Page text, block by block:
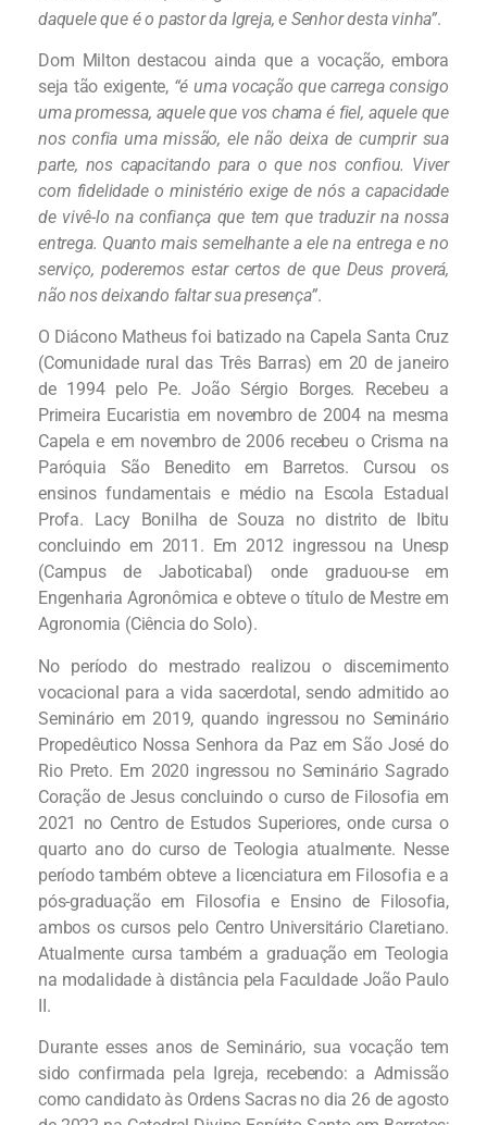
daquele que é o pastor da Igreja, e Senhor desta vinha”.
Dom Milton destacou ainda que a vocação, embora
seja tão exigente, “é uma vocação que carrega consigo
uma promessa, aquele que vos chama é fiel, aquele que
nos confia uma missão, ele não deixa de cumprir sua
parte, nos capacitando para o que nos confiou. Viver
com fidelidade o ministério exige de nós a capacidade
de vivê-lo na confiança que tem que traduzir na nossa
entrega. Quanto mais semelhante a ele na entrega e no
serviço, poderemos estar certos de que Deus proverá,
não nos deixando faltar sua presença”.
O Diácono Matheus foi batizado na Capela Santa Cruz
(Comunidade rural das Três Barras) em 20 de janeiro
de 1994 pelo Pe. João Sérgio Borges. Recebeu a
Primeira Eucaristia em novembro de 2004 na mesma
Capela e em novembro de 2006 recebeu o Crisma na
Paróquia São Benedito em Barretos. Cursou os
ensinos fundamentais e médio na Escola Estadual
Profa. Lacy Bonilha de Souza no distrito de Ibitu
concluindo em 2011. Em 2012 ingressou na Unesp
(Campus de Jaboticabal) onde graduou-se em
Engenharia Agronômica e obteve o título de Mestre em
Agronomia (Ciência do Solo).
No período do mestrado realizou o discernimento
vocacional para a vida sacerdotal, sendo admitido ao
Seminário em 2019, quando ingressou no Seminário
Propedêutico Nossa Senhora da Paz em São José do
Rio Preto. Em 2020 ingressou no Seminário Sagrado
Coração de Jesus concluindo o curso de Filosofia em
2021 no Centro de Estudos Superiores, onde cursa o
quarto ano do curso de Teologia atualmente. Nesse
período também obteve a licenciatura em Filosofia e a
pós-graduação em Filosofia e Ensino de Filosofia,
ambos os cursos pelo Centro Universitário Claretiano.
Atualmente cursa também a graduação em Teologia
na modalidade à distância pela Faculdade João Paulo
II.
Durante esses anos de Seminário, sua vocação tem
sido confirmada pela Igreja, recebendo: a Admissão
como candidato às Ordens Sacras no dia 26 de agosto